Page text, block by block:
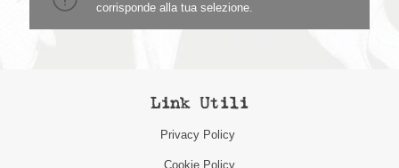
corrisponde alla tua selezione.
Link Utili
Privacy Policy
Cookie Policy